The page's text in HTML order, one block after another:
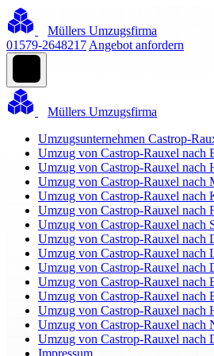
Müllers Umzugsfirma
01579-2648217 Angebot anfordern
Müllers Umzugsfirma
Umzugsunternehmen Castrop-
Umzug von Castrop-Rauxel nach
Umzug von Castrop-Rauxel nach
Umzug von Castrop-Rauxel nach
Umzug von Castrop-Rauxel nach
Umzug von Castrop-Rauxel nach
Umzug von Castrop-Rauxel nach
Umzug von Castrop-Rauxel nach
Umzug von Castrop-Rauxel nach
Umzug von Castrop-Rauxel nach
Umzug von Castrop-Rauxel nach
Umzug von Castrop-Rauxel nach
Umzug von Castrop-Rauxel nach
Umzug von Castrop-Rauxel nach
Umzug von Castrop-Rauxel nach
Impressum